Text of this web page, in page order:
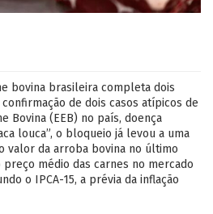
bovina brasileira completa dois
de dois casos atípicos de
Bovina (EEB) no país, doença
louca”, o bloqueio já levou a uma
valor da arroba bovina no último
médio das carnes no mercado
o IPCA-15, a prévia da inflação